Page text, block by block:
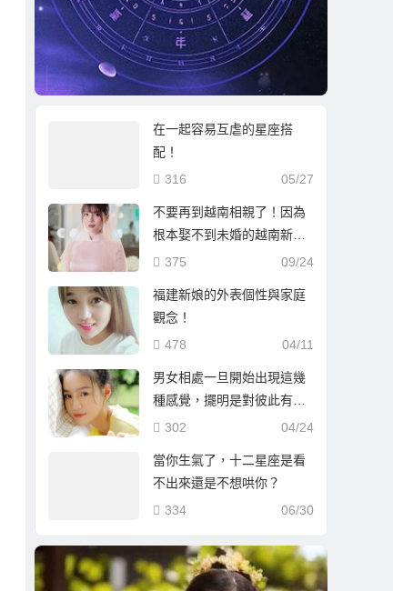
在一起容易互虐的星座搭
配！
05/27
316
不要再到越南相親了！因為
根本娶不到未婚的越南新
娘！這是真的嗎？
09/24
375
福建新娘的外表個性與家庭
觀念！
04/11
478
男女相處一旦開始出現這幾
種感覺，擺明是對彼此有意
思了！
04/24
302
當你生氣了，十二星座是看
不出來還是不想哄你？
06/30
334